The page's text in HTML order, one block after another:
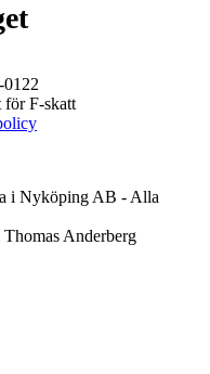
för F-skatt
i Nyköping AB - Alla
Anderberg